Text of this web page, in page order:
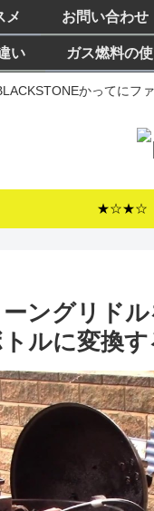
かってにフ
メ お問い合わせ
い ガス燃料の
★☆★☆
ングリド
ルに変換